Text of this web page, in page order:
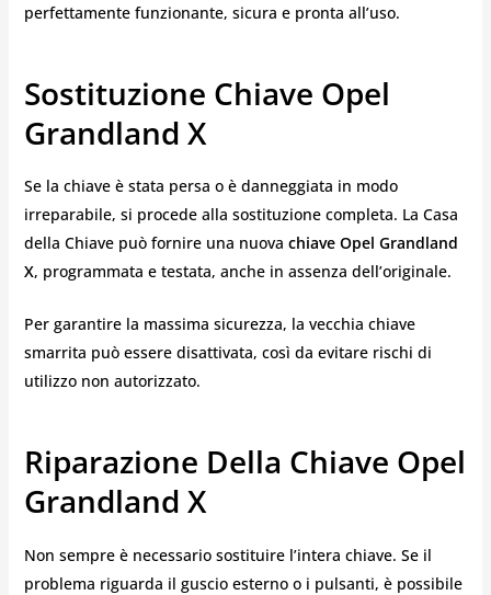
perfettamente funzionante, sicura e pronta all’uso.
Sostituzione Chiave Opel
Grandland X
Se la chiave è stata persa o è danneggiata in modo
irreparabile, si procede alla sostituzione completa. La Casa
della Chiave può fornire una nuova chiave Opel Grandland
X, programmata e testata, anche in assenza dell’originale.
Per garantire la massima sicurezza, la vecchia chiave
smarrita può essere disattivata, così da evitare rischi di
utilizzo non autorizzato.
Riparazione Della Chiave Opel
Grandland X
Non sempre è necessario sostituire l’intera chiave. Se il
problema riguarda il guscio esterno o i pulsanti, è possibile